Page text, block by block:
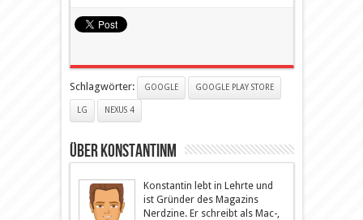
Schlagwörter: GOOGLE GOOGLE PLAY STORE
LG NEXUS 4
Über KonstantinM
Konstantin lebt in Lehrte und
ist Gründer des Magazins
Nerdzine. Er schreibt als Mac-,